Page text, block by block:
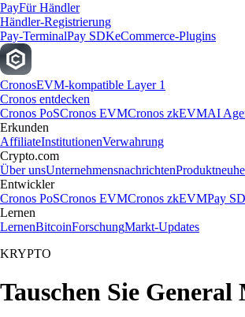
PayFür Händler
Händler-Registrierung
Pay-TerminalPay SDKeCommerce-Plugins
CronosEVM-kompatible Layer 1
Cronos entdecken
Cronos PoSCronos EVMCronos zkEVMAI
Erkunden
AffiliateInstitutionenVerwahrung
Crypto.com
Über unsUnternehmensnachrichten
Entwickler
Cronos PoSCronos EVMCronos zkEVMPay
Lernen
LernenBitcoinForschungMarkt-Updates
KRYPTO
Tauschen Sie